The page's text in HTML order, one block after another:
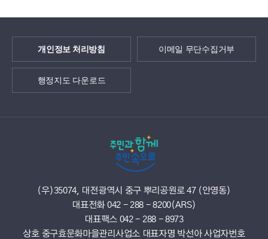
개인정보 처리방침 이메일 무단수집거부
행정지도 다운로드
(우)35074, 대전광역시 중구 뿌리공원로 47 (안영동)
대표전화 042 - 288 - 8200(ARS)
대표팩스 042 - 288 - 8973
상호 중구효문화마을관리사업소 대표자명 박선아 사업자번호